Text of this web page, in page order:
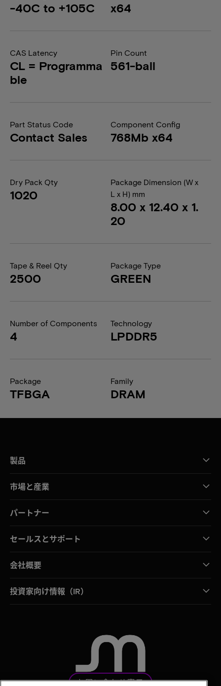
-40C to +105C x64
CAS Latency
CL = Programma
ble
Pin Count
561-ball
Part Status Code
Contact Sales
Component Config
768Mb x64
Dry Pack Qty
1020
Package Dimension (W x
L x H) mm
8.00 x 12.40 x 1.
20
Tape & Reel Qty
2500
Package Type
GREEN
Number of Components
4
Technology
LPDDR5
Package
TFBGA
Family
DRAM
製品
市場と産業
パートナー
セールスとサポート
会社概要
投資家向け情報（IR）
お問い合わせ窓口